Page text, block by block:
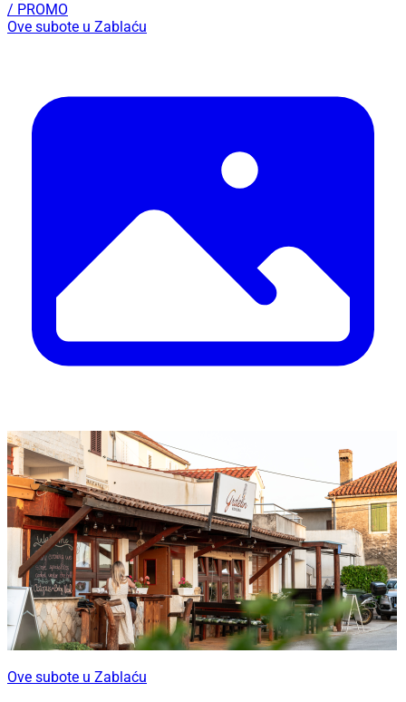
/ PROMO
Ove subote u Zablaću
Ove subote u Zablaću